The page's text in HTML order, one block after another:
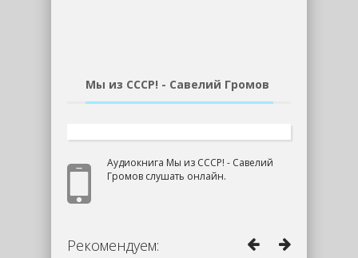
Мы из СССР! - Савелий Громов
Аудиокнига Мы из СССР! - Савелий
Громов слушать онлайн.
Рекомендуем: